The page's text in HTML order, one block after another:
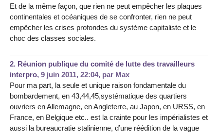
Et de la même façon, que rien ne peut empêcher les plaques
continentales et océaniques de se confronter, rien ne peut
empêcher les crises profondes du système capitaliste et le
choc des classes sociales.
2. Réunion publique du comité de lutte des travailleurs
interpro, 9 juin 2011, 22:04, par Max
Pour ma part, la seule et unique raison fondamentale du
bombardement, en 43,44,45,systématique des quartiers
ouvriers en Allemagne, en Angleterre, au Japon, en URSS, en
France, en Belgique etc.. est la crainte pour les impérialistes et
aussi la bureaucratie stalinienne, d’une réédition de la vague